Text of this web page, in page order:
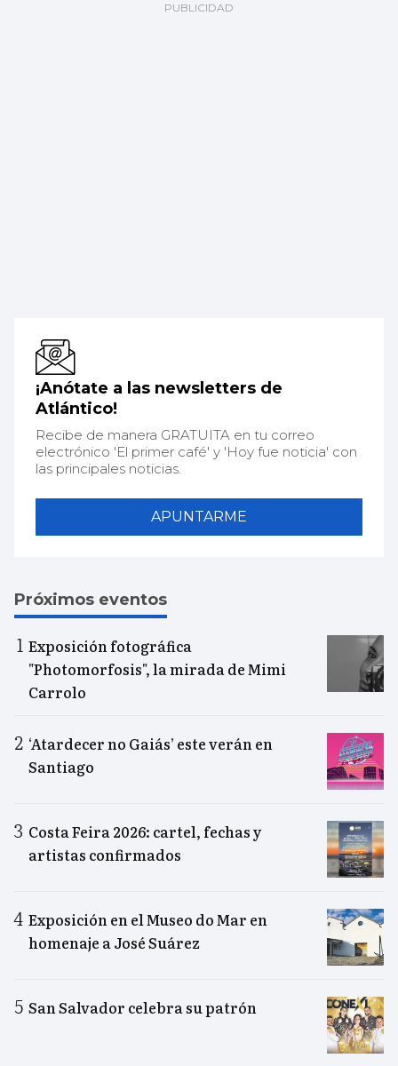
¡Anótate a las newsletters de
Atlántico!
Recibe de manera GRATUITA en tu correo
electrónico 'El primer café' y 'Hoy fue noticia' con
las principales noticias.
APUNTARME
Próximos eventos
Exposición fotográfica
"Photomorfosis", la mirada de Mimi
Carrolo
‘Atardecer no Gaiás’ este verán en
Santiago
Costa Feira 2026: cartel, fechas y
artistas confirmados
Exposición en el Museo do Mar en
homenaje a José Suárez
San Salvador celebra su patrón